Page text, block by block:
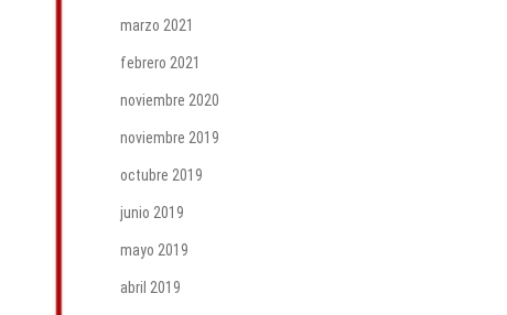
marzo 2021
febrero 2021
noviembre 2020
noviembre 2019
octubre 2019
junio 2019
mayo 2019
abril 2019